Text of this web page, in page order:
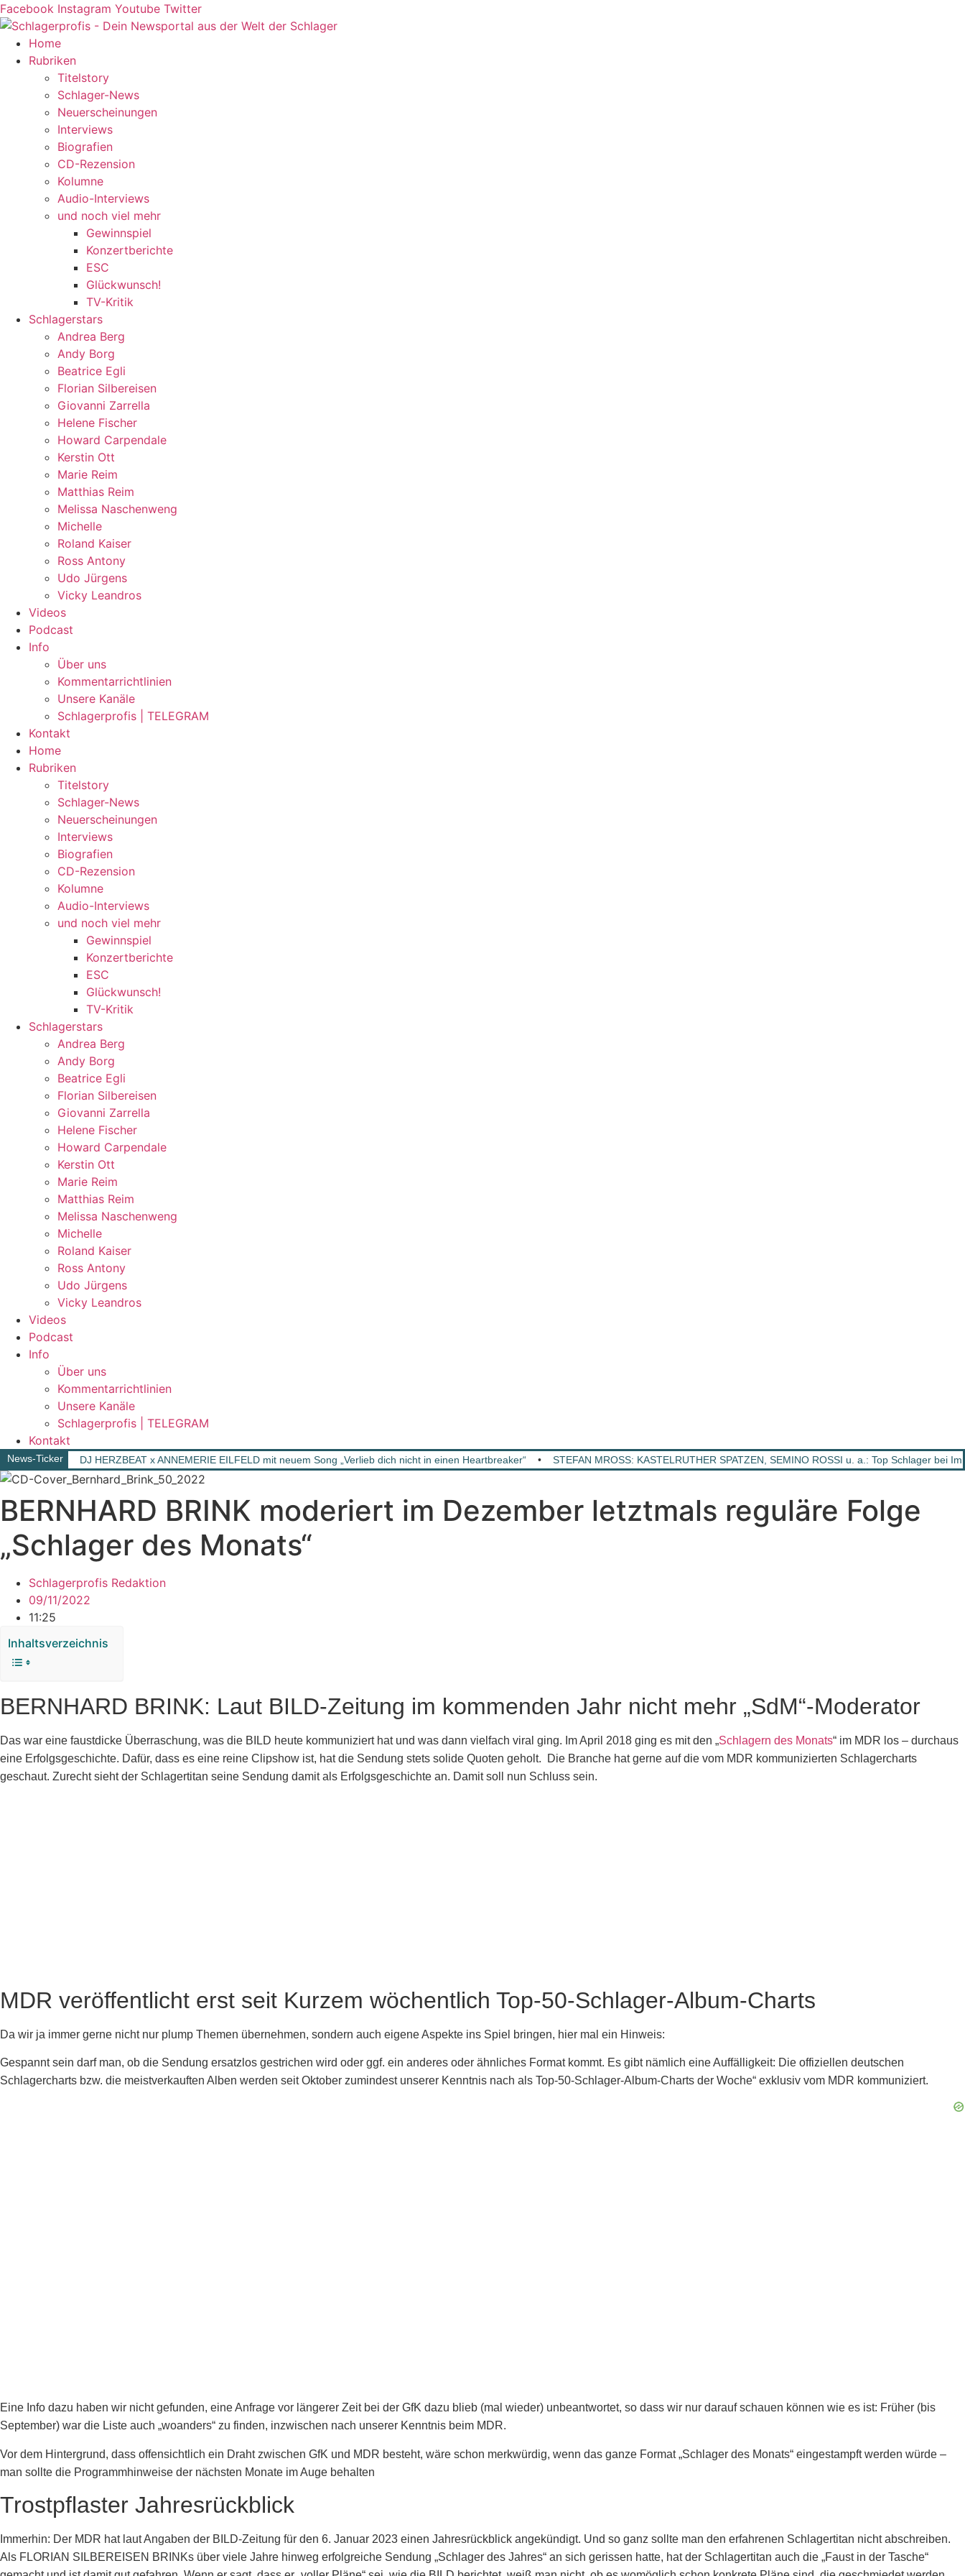
Zum
Inhalt
springen
Facebook Instagram Youtube Twitter
Home
Rubriken
Titelstory
Schlager-News
Neuerscheinungen
Interviews
Biografien
CD-Rezension
Kolumne
Audio-Interviews
und noch viel mehr
Gewinnspiel
Konzertberichte
ESC
Glückwunsch!
TV-Kritik
Schlagerstars
Andrea Berg
Andy Borg
Beatrice Egli
Florian Silbereisen
Giovanni Zarrella
Helene Fischer
Howard Carpendale
Kerstin Ott
Marie Reim
Matthias Reim
Melissa Naschenweng
Michelle
Roland Kaiser
Ross Antony
Udo Jürgens
Vicky Leandros
Videos
Podcast
Info
Über uns
Kommentarrichtlinien
Unsere Kanäle
Schlagerprofis | TELEGRAM
Kontakt
Home
Rubriken
Titelstory
Schlager-News
Neuerscheinungen
Interviews
Biografien
CD-Rezension
Kolumne
Audio-Interviews
und noch viel mehr
Gewinnspiel
Konzertberichte
ESC
Glückwunsch!
TV-Kritik
Schlagerstars
Andrea Berg
Andy Borg
Beatrice Egli
Florian Silbereisen
Giovanni Zarrella
Helene Fischer
Howard Carpendale
Kerstin Ott
Marie Reim
Matthias Reim
Melissa Naschenweng
Michelle
Roland Kaiser
Ross Antony
Udo Jürgens
Vicky Leandros
Videos
Podcast
Info
Über uns
Kommentarrichtlinien
Unsere Kanäle
Schlagerprofis | TELEGRAM
Kontakt
News-Ticker DJ HERZBEAT x ANNEMERIE EILFELD mit neuem Song „Verlieb dich nicht in einen Heartbreaker“ • STEFAN MROSS: KASTELRUTHER SPATZEN, SEMINO ROSSI u. a.: Top Schlager bei
BERNHARD BRINK moderiert im Dezember letztmals reguläre Folge
„Schlager des Monats“
Schlagerprofis Redaktion
09/11/2022
11:25
Inhaltsverzeichnis
BERNHARD BRINK: Laut BILD-Zeitung im kommenden Jahr nicht mehr „SdM“-Moderator
Das war eine faustdicke Überraschung, was die BILD heute kommuniziert hat und was dann vielfach viral ging. Im April 2018 ging es mit den „Schlagern des Monats“ im MDR los – durchaus
eine Erfolgsgeschichte. Dafür, dass es eine reine Clipshow ist, hat die Sendung stets solide Quoten geholt. Die Branche hat gerne auf die vom MDR kommunizierten Schlagercharts
geschaut. Zurecht sieht der Schlagertitan seine Sendung damit als Erfolgsgeschichte an. Damit soll nun Schluss sein.
MDR veröffentlicht erst seit Kurzem wöchentlich Top-50-Schlager-Album-Charts
Da wir ja immer gerne nicht nur plump Themen übernehmen, sondern auch eigene Aspekte ins Spiel bringen, hier mal ein Hinweis:
Gespannt sein darf man, ob die Sendung ersatzlos gestrichen wird oder ggf. ein anderes oder ähnliches Format kommt. Es gibt nämlich eine Auffälligkeit: Die offiziellen deutschen
Schlagercharts bzw. die meistverkauften Alben werden seit Oktober zumindest unserer Kenntnis nach als Top-50-Schlager-Album-Charts der Woche“ exklusiv vom MDR kommuniziert.
Eine Info dazu haben wir nicht gefunden, eine Anfrage vor längerer Zeit bei der GfK dazu blieb (mal wieder) unbeantwortet, so dass wir nur darauf schauen können wie es ist: Früher (bis
September) war die Liste auch „woanders“ zu finden, inzwischen nach unserer Kenntnis beim MDR.
Vor dem Hintergrund, dass offensichtlich ein Draht zwischen GfK und MDR besteht, wäre schon merkwürdig, wenn das ganze Format „Schlager des Monats“ eingestampft werden würde –
man sollte die Programmhinweise der nächsten Monate im Auge behalten
Trostpflaster Jahresrückblick
Immerhin: Der MDR hat laut Angaben der BILD-Zeitung für den 6. Januar 2023 einen Jahresrückblick angekündigt. Und so ganz sollte man den erfahrenen Schlagertitan nicht abschreiben.
Als FLORIAN SILBEREISEN BRINKs über viele Jahre hinweg erfolgreiche Sendung „Schlager des Jahres“ an sich gerissen hatte, hat der Schlagertitan auch die „Faust in der Tasche“